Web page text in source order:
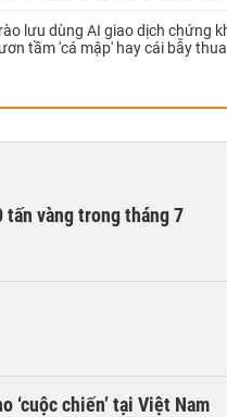
lưu dùng AI giao dịch chứng
tầm 'cá mập' hay cái bẫy
tấn vàng trong tháng 7
‘cuộc chiến’ tại Việt Nam